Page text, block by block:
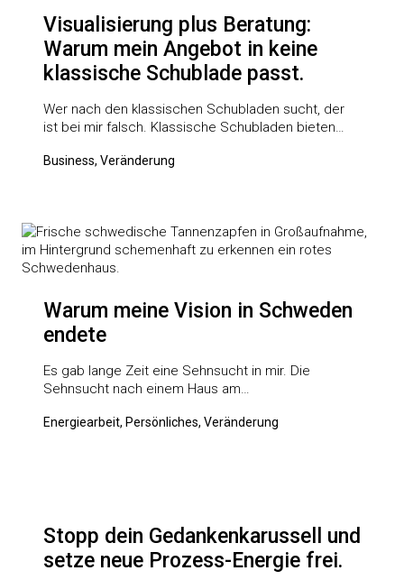
Visualisierung plus Beratung:
Warum mein Angebot in keine
klassische Schublade passt.
Wer nach den klassischen Schubladen sucht, der
ist bei mir falsch. Klassische Schubladen bieten…
Business, Veränderung
Warum meine Vision in Schweden
endete
Es gab lange Zeit eine Sehnsucht in mir. Die
Sehnsucht nach einem Haus am…
Energiearbeit, Persönliches, Veränderung
Stopp dein Gedankenkarussell und
setze neue Prozess-Energie frei.